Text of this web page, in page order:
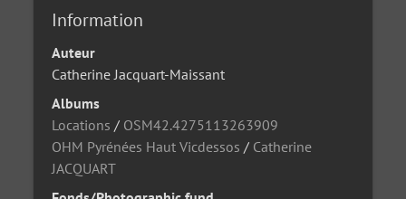
Information
Auteur
Catherine Jacquart-Maissant
Albums
Locations / OSM42.4275113263909
OHM Pyrénées Haut Vicdessos / Catherine
JACQUART